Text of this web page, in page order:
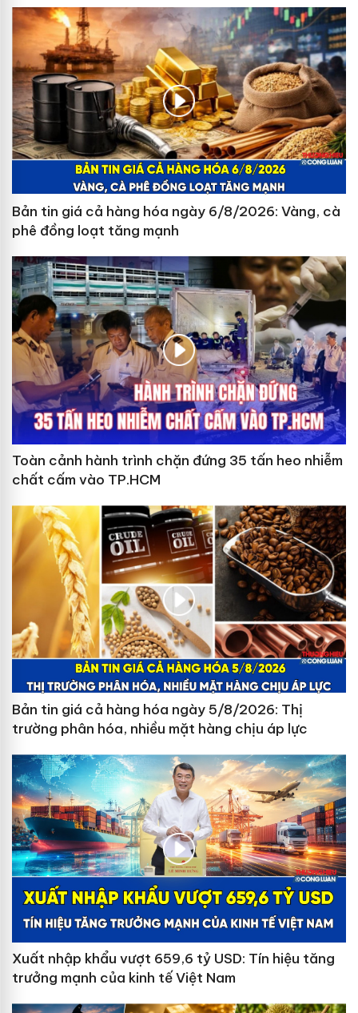
Bản tin giá cả hàng hóa ngày 6/8/2026: Vàng, cà
phê đồng loạt tăng mạnh
Toàn cảnh hành trình chặn đứng 35 tấn heo nhiễm
chất cấm vào TP.HCM
Bản tin giá cả hàng hóa ngày 5/8/2026: Thị
trường phân hóa, nhiều mặt hàng chịu áp lực
Xuất nhập khẩu vượt 659,6 tỷ USD: Tín hiệu tăng
trưởng mạnh của kinh tế Việt Nam